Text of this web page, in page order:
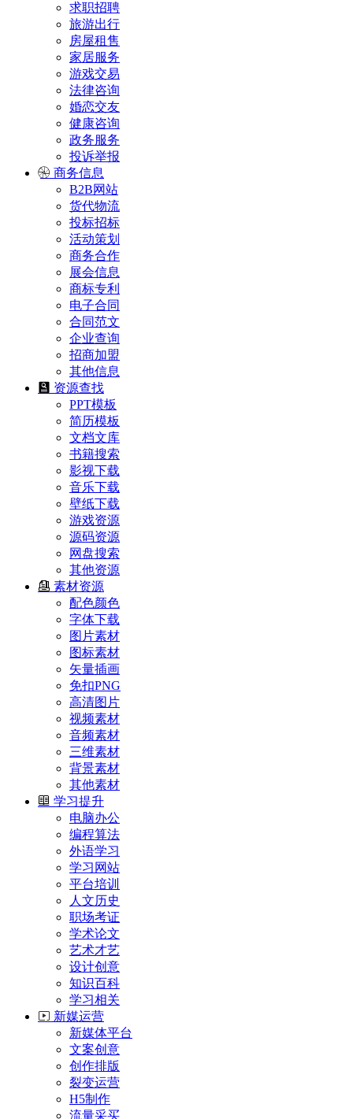
求职招聘
旅游出行
房屋租售
家居服务
游戏交易
法律咨询
婚恋交友
健康咨询
政务服务
投诉举报
商务信息
B2B网站
货代物流
投标招标
活动策划
商务合作
展会信息
商标专利
电子合同
合同范文
企业查询
招商加盟
其他信息
资源查找
PPT模板
简历模板
文档文库
书籍搜索
影视下载
音乐下载
壁纸下载
游戏资源
源码资源
网盘搜索
其他资源
素材资源
配色颜色
字体下载
图片素材
图标素材
矢量插画
免扣PNG
高清图片
视频素材
音频素材
三维素材
背景素材
其他素材
学习提升
电脑办公
编程算法
外语学习
学习网站
平台培训
人文历史
职场考证
学术论文
艺术才艺
设计创意
知识百科
学习相关
新媒运营
新媒体平台
文案创意
创作排版
裂变运营
H5制作
流量采买